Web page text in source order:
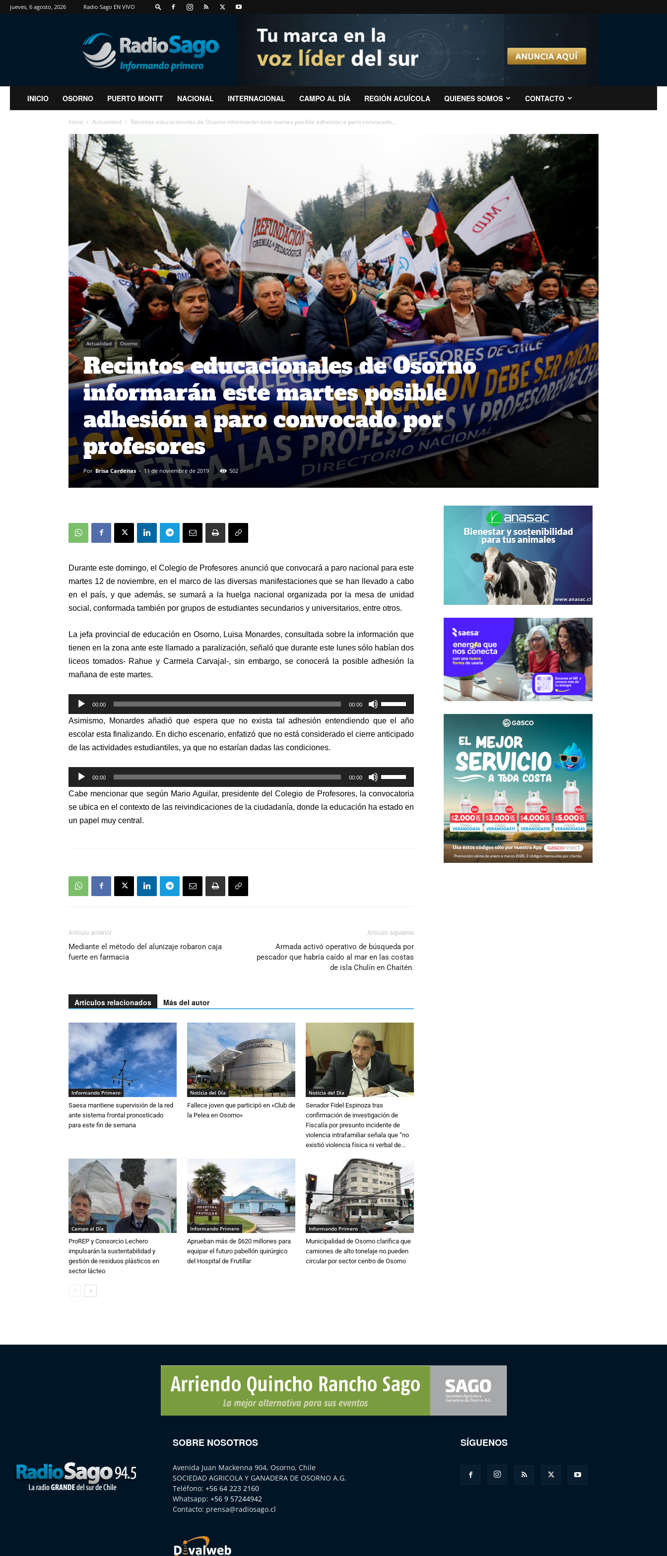
jueves, 6 agosto, 2026 Radio Sago EN VIVO
RadioSago
INICIO OSORNO PUERTO MONTT NACIONAL INTERNACIONAL CAMPO AL DÍA REGIÓN ACUÍCOLA QUIENES SOMOS CONTACTO
Inicio Actualidad Recintos educacionales de Osorno informarán este martes posible adhesión a paro convocado...
Actualidad Osorno
Recintos educacionales de Osorno
informarán este martes posible
adhesión a paro convocado por
profesores
Por Brisa Cardenas - 11 de noviembre de 2019 502
Durante este domingo,el Colegio de Profesores anunció que convocará a paro nacional para este
martes 12 de noviembre, en el marco de las diversas manifestaciones que se han llevado a cabo
en el país, y que además,se sumará a la huelga nacional organizada por la mesa de unidad
social , conformada también por grupos de estudiantes secundarios y universitarios, entre otros.
La jefa provincial de educación en Osorno, Luisa Monardes, consultada sobre la información que
tienen en la zona ante este llamado a paralización, señaló que durante este lunes sólo habían dos
liceos tomados- Rahue y Carmela Carvajal-, sin embargo, se conocerá la posible adhesión la
mañana de este martes.
Reproductor
de
audio
00:00 00:00
las
teclas
de
para
aumentar
Asimismo, Monardes añadió que espera que no exista tal adhesión entendiendo que el año
escolar esta finalizando. En dicho escenario, enfatizó que no está considerado el cierre anticipado
de las actividades estudiantiles, ya que no estarían dadas las condiciones.
Reproductor
de
audio
00:00 00:00
las
teclas
de
Cabe mencionar que según Mario Aguilar, presidente del Colegio de Profesores, la convocatoria
se ubica en el contexto de las reivindicaciones de la ciudadanía, donde la educación ha estado en
un papel muy central.
Artículo anterior
Mediante el método del alunizaje robaron caja
fuerte en farmacia
Artículo siguiente
Armada activó operativo de búsqueda por
pescador que habría caído al mar en las costas
de isla Chulín en Chaitén.
Artículos relacionados Más del autor
Informando Primero
Saesa mantiene supervisión de la red
ante sistema frontal pronosticado
para este fin de semana
Noticia del Día
Fallece joven que participó en «Club de
la Pelea en Osorno»
Noticia del Día
Senador Fidel Espinoza tras
confirmación de investigación de
Fiscalía por presunto incidente de
violencia intrafamiliar señala que “no
existió violencia física ni verbal de...
Campo al Día
ProREP y Consorcio Lechero
impulsarán la sustentabilidad y
gestión de residuos plásticos en
sector lácteo
Informando Primero
Aprueban más de $620 millones para
equipar el futuro pabellón quirúrgico
del Hospital de Frutillar
Informando Primero
Municipalidad de Osorno clarifica que
camiones de alto tonelaje no pueden
circular por sector centro de Osorno
SOBRE NOSOTROS
Avenida Juan Mackenna 904, Osorno, Chile
SOCIEDAD AGRICOLA Y GANADERA DE OSORNO A.G.
Teléfono: +56 64 223 2160
Whatsapp: +56 9 57244942
Contacto: prensa@radiosago.cl
SÍGUENOS